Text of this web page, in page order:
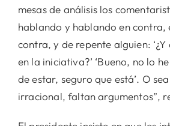
mesas de análisis los
hablando y hablando en contra,
contra, y de repente alguien: ‘¿Y
en la iniciativa?’ ‘Bueno, no lo
de estar, seguro que está’. O
irracional, faltan argumentos”,